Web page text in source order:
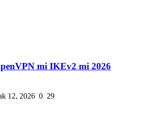
mi IKEv2 mi 2026
12, 2026 0 29